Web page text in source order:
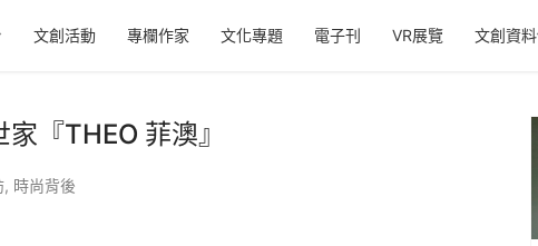
文創活動 專欄作家 文化專題 電子刊 VR展覽 文創資料
『THEO 菲澳』
, 時尚背後